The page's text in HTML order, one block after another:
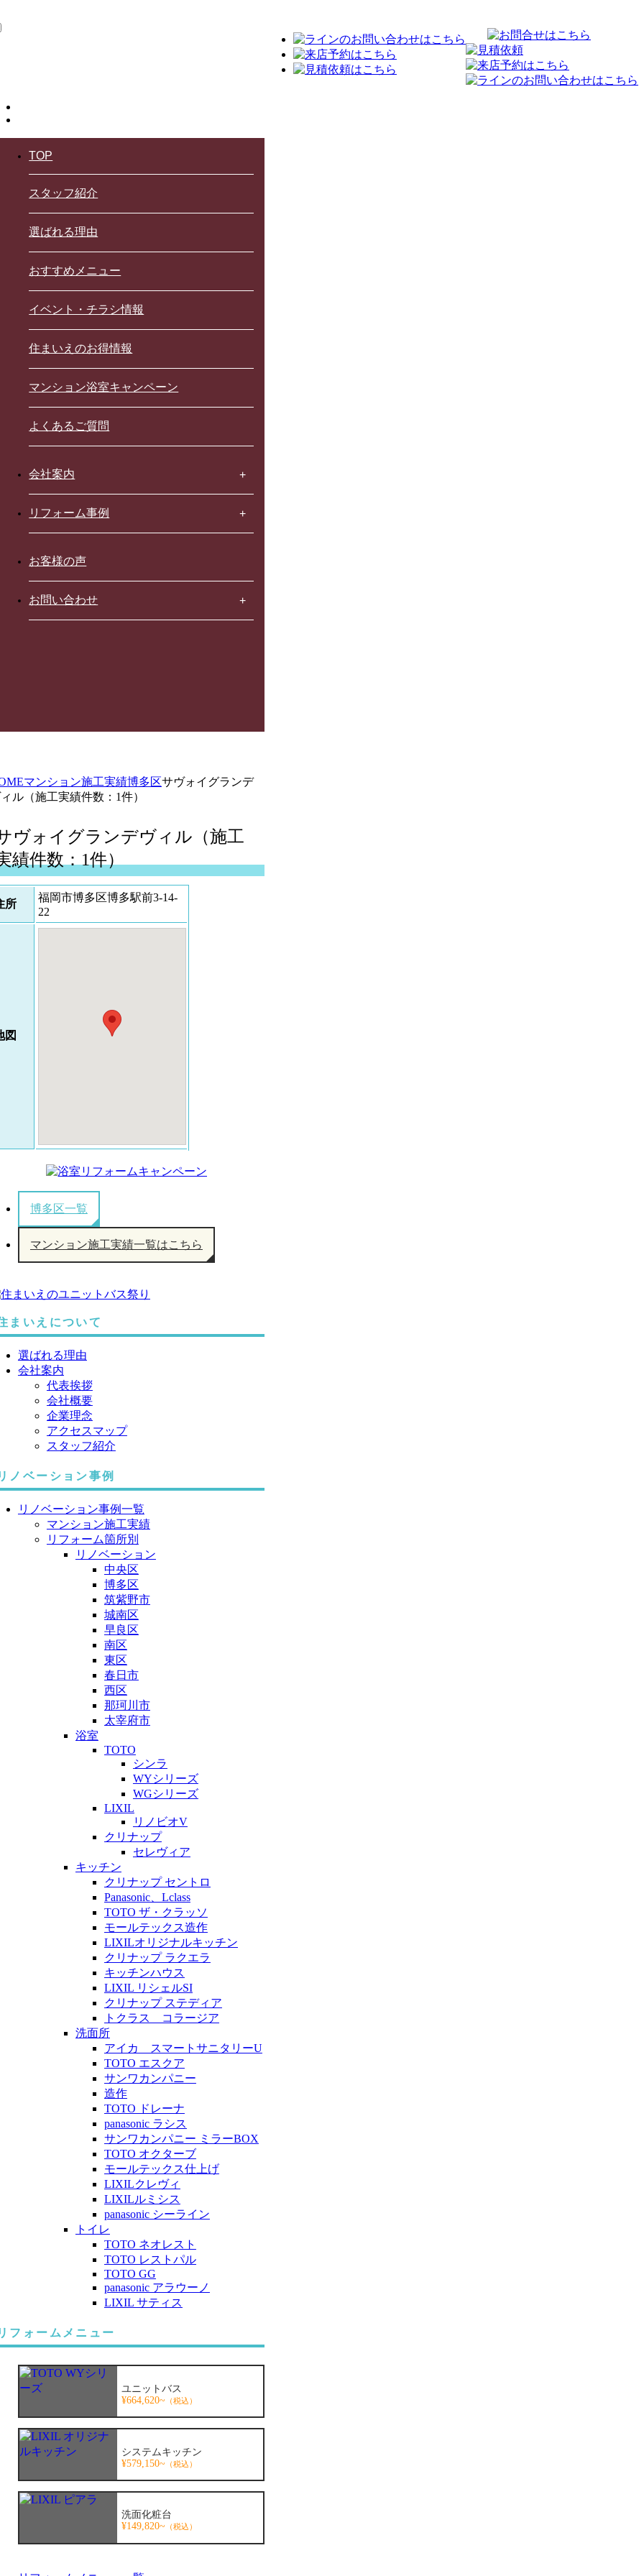
TOP
スタッフ紹介
選ばれる理由
おすすめメニュー
イベント・チラシ情報
住まいえのお得情報
マンション浴室キャンペーン
よくあるご質問
会社案内
リフォーム事例
お客様の声
お問い合わせ
マンション施工実績博多区サヴォイグランデ
ル（施工実績件数：1件）
ヴォイグランデヴィル（施工
績件数：1件）
所
福岡市博多区博多駅前3-14-
22
図
博多区一覧
マンション施工実績一覧はこちら
まいえについて
選ばれる理由
会社案内
代表挨拶
会社概要
企業理念
アクセスマップ
スタッフ紹介
ノベーション事例
リノベーション事例一覧
マンション施工実績
リフォーム箇所別
リノベーション
中央区
博多区
筑紫野市
城南区
早良区
南区
東区
春日市
西区
那珂川市
太宰府市
浴室
TOTO
シンラ
WYシリーズ
WGシリーズ
LIXIL
リノビオV
クリナップ
セレヴィア
キッチン
クリナップ セントロ
Panasonic、Lclass
TOTO ザ・クラッソ
モールテックス造作
LIXILオリジナルキッチン
クリナップ ラクエラ
キッチンハウス
LIXIL リシェルSI
クリナップ ステディア
トクラス コラージア
洗面所
アイカ スマートサニタリーU
TOTO エスクア
サンワカンパニー
造作
TOTO ドレーナ
panasonic ラシス
サンワカンパニー ミラーBOX
TOTO オクターブ
モールテックス仕上げ
LIXILクレヴィ
LIXILルミシス
panasonic シーライン
トイレ
TOTO ネオレスト
TOTO レストパル
TOTO GG
panasonic アラウーノ
LIXIL サティス
フォームメニュー
ユニットバス
¥664,620~ （税込）
システムキッチン
¥579,150~ （税込）
洗面化粧台
¥149,820~ （税込）